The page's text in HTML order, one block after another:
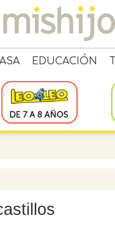
EDUCACIÓN